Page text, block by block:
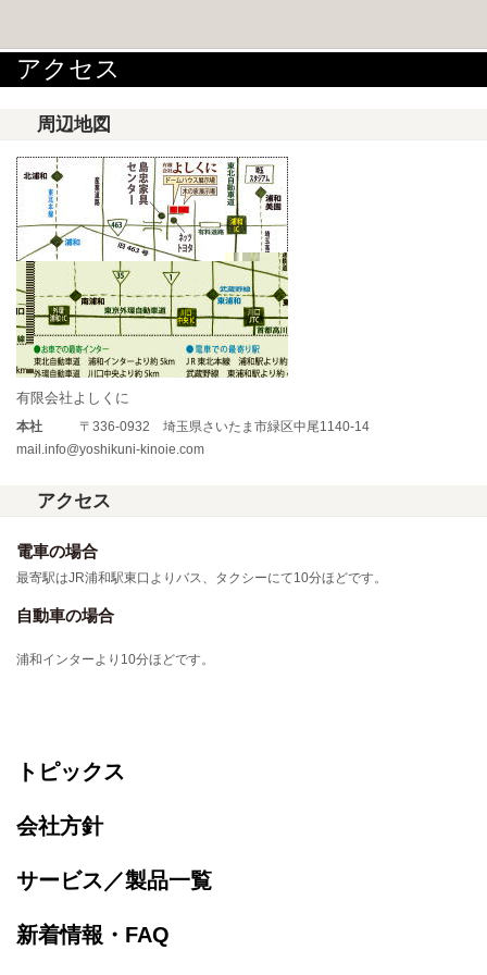
アクセス
周辺地図
有限会社よしくに
本社
〒336-0932 埼玉県さいたま市緑区中尾1140-14
mail.info@yoshikuni-kinoie.com
アクセス
電車の場合
最寄駅はJR浦和駅東口よりバス、タクシーにて10分ほどです。
自動車の場合
浦和インターより10分ほどです。
トピックス
会社方針
サービス／製品一覧
新着情報・FAQ